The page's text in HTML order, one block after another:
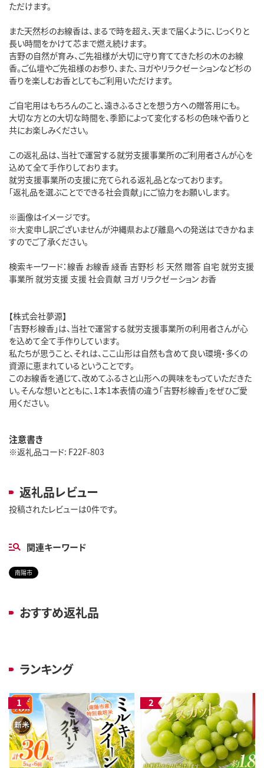
ただけます。
また天然杉のお線香は、まるで時を超え、天まで届くように、じっくりと
長い時間をかけて芯まで燃え続けます。
吉野の自然が育み、ご先祖様が大切に守り育ててきた杉の木のお線
香。ご仏壇やご先祖様のお参り、また、ヨガやリラクゼーションなど杉の
香りを楽しむお香としてもご利用いただけます。
ご自宅用はもちろんのこと、遠きふるさとを想う方への贈答用にも。
大切な方との大切な時間を、季節によって変化する杉の色味や香りと
共にお楽しみください。
この返礼品は、当社で運営する就労支援事業所のご利用者さんが心を
込めて全て手作りしております。
就労支援事業所の支援に充てられる返礼品となっております。
「返礼品を選ぶことでできる社会貢献」にご協力をお願いします。
※画像はイメージです。
※大変申し訳ございませんが沖縄県および離島への発送はできかねま
すのでご了承ください。
検索キーワード：線香 お線香 綫香 吉野杉 杉 天然 贈答 自宅 就労支援
事業所 就労支援 支援 社会貢献 ヨガ リラクゼーション お香
【株式会社夢源】
「吉野杉線香」は、当社で運営する就労支援事業所の利用者さんが心
を込めて全て手作りしています。
私たちが思うこと、それは、ここ山形は自然も含めて良い環境・多くの
資源に恵まれているということです。
このお線香を通じて、改めてふるさと山形への興味をもっていただきた
い。そんな想いとともに、1本1本表情の違う「吉野杉線香」をぜひご愛
用ください。
注意書き
※返礼品コード: F22F-803
返礼品レビュー
投稿されたレビューは0件です。
関連キーワード
南陽市
おすすめ返礼品
ランキング